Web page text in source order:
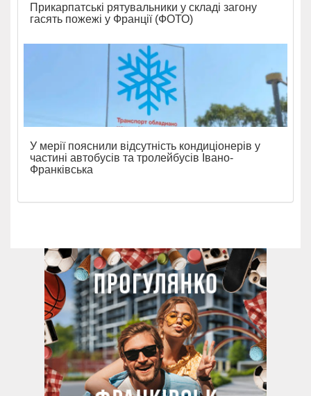
Прикарпатські рятувальники у складі загону
гасять пожежі у Франції (ФОТО)
У мерії пояснили відсутність кондиціонерів у
частині автобусів та тролейбусів Івано-
Франківська